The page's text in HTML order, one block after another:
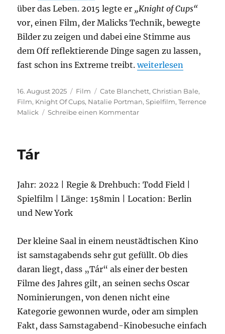
über das Leben. 2015 legte er „Knight of Cups“
vor, einen Film, der Malicks Technik, bewegte
Bilder zu zeigen und dabei eine Stimme aus
dem Off reflektierende Dinge sagen zu lassen,
fast schon ins Extreme treibt.„Knight of Cups“
weiterlesen
Veröffentlicht
am
16. August 2025 Kategorien
Film Schlagwörter
Cate Blanchett,Christian Bale,
Film, Knight Of Cups, Natalie Portman,Spielfilm,Terrence
Malick
Schreibe einen Kommentarzu
Tár
Jahr: 2022 | Regie & Drehbuch: Todd Field |
Spielfilm | Länge: 158min | Location: Berlin
und New York
Der kleine Saal in einem neustädtischen Kino
ist samstagabends sehr gut gefüllt. Ob dies
daran liegt, dass „Tár“ als einer der besten
Filme des Jahres gilt, an seinen sechs Oscar
Nominierungen, von denen nicht eine
Kategorie gewonnen wurde, oder am simplen
Fakt, dass Samstagabend-Kinobesuche einfach